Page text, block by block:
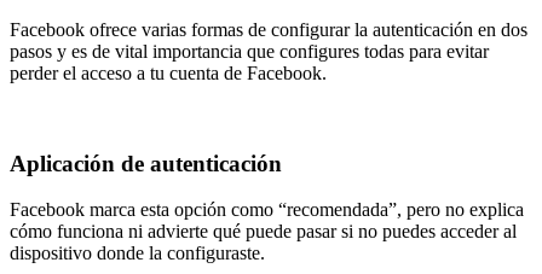
Facebook ofrece varias formas de configurar la autenticación en dos
pasos y es de vital importancia que configures todas para evitar
perder el acceso a tu cuenta de Facebook.
Aplicación de autenticación
Facebook marca esta opción como “recomendada”, pero no explica
cómo funciona ni advierte qué puede pasar si no puedes acceder al
dispositivo donde la configuraste.